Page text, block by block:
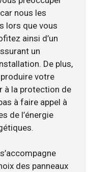
nous les
lors que vous
ainsi d’un
un
De plus,
votre
à la protection de
à faire appel à
de l’énergie
des panneaux